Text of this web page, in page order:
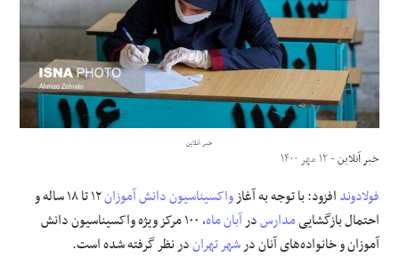
اجتماعی
حوادث
علوم و فن آوری
فرهنگی و هنری
مقالات
خبر آنلاین
خبر آنلاین- ۱۲ مهر ۱۴۰۰
فولادوندافزود: با توجه به آغازواکسیناسیوندانش آموزان
۱۲ تا ۱۸ ساله و
احتمال بازگشاییمدارسدرآبان ماه
، ۱۰۰ مرکز ویژه واکسیناسیون دانش
آموزان و خانواده‌های آنان درشهر تهراندر نظر گرفته شده است.